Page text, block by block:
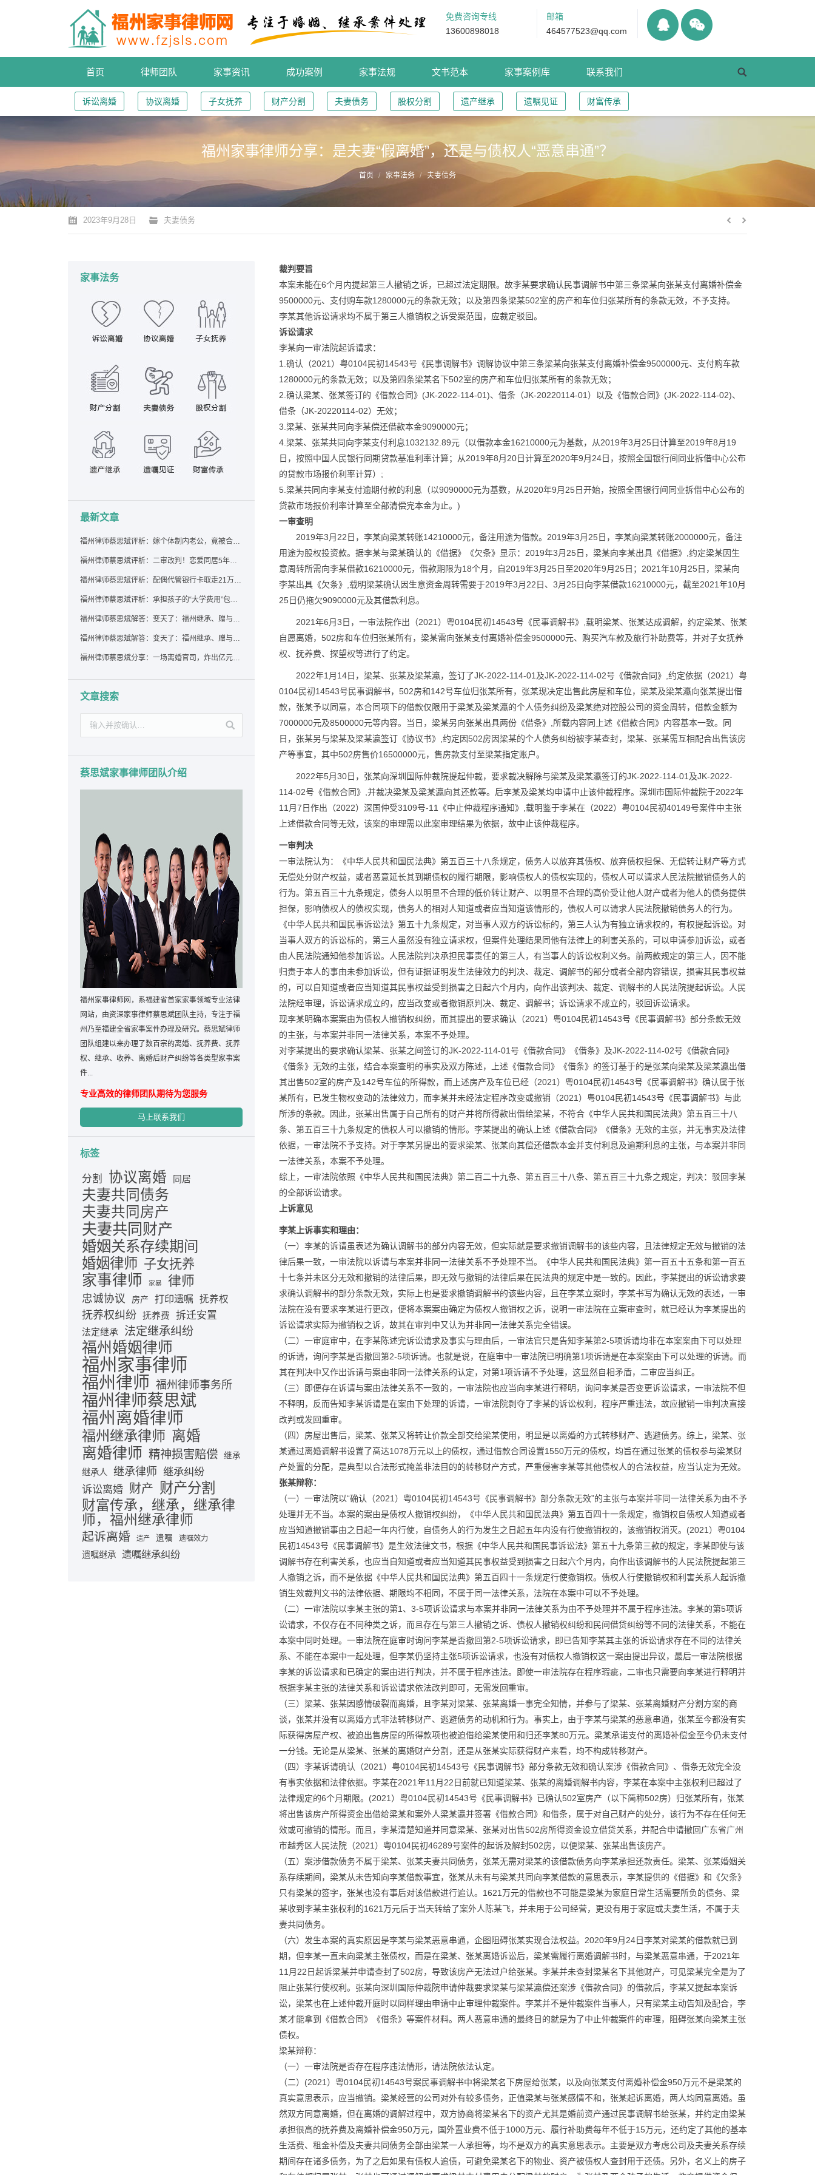
免费咨询专线
13600898018
邮箱
464577523@qq.com
首页 律师团队 家事资讯 成功案例 家事法规 文书范本 家事案例库 联系我们
诉讼离婚 协议离婚 子女抚养 财产分割 夫妻债务 股权分割 遗产继承 遗嘱见证 财富传承
福州家事律师分享：是夫妻“假离婚”，还是与债权人“恶意串通”？
首页 家事法务 夫妻债务
2023年9月28日 夫妻债务
裁判要旨
本案未能在6个月内提起第三人撤销之诉，已超过法定期限。 故李某要求确认民事调解书中第三条梁某向张某支付离婚补偿金
9500000元、支付购车款1280000元的条款无效；以及第四条梁某502室的房产和车位归张某所有的条款无效，不予支持。
李某其他诉讼请求均不属于第三人撤销权之诉受案范围，应裁定驳回。
诉讼请求
李某向一审法院起诉请求：
1.确认（2021）粤0104民初14543号《民事调解书》调解协议中第三条梁某向张某支付离婚补偿金9500000元、支付购车款
1280000元的条款无效；以及第四条梁某名下502室的房产和车位归张某所有的条款无效；
2.确认梁某、张某签订的《借款合同》(JK-2022-114-01)、借条（JK-20220114-01）以及《借款合同》(JK-2022-114-02)、
借条（JK-20220114-02）无效；
3.梁某、张某共同向李某偿还借款本金9090000元；
4.梁某、张某共同向李某支付利息1032132.89元（以借款本金16210000元为基数，从2019年3月25日计算至2019年8月19
日，按照中国人民银行同期贷款基准利率计算；从2019年8月20日计算至2020年9月24日，按照全国银行间同业拆借中心公布
的贷款市场报价利率计算）;
5.梁某共同向李某支付逾期付款的利息（以9090000元为基数，从2020年9月25日开始，按照全国银行间同业拆借中心公布的
贷款市场报价利率计算至全部清偿完本金为止。)
一审查明
2019年3月22日，李某向梁某转账14210000元，备注用途为借款。2019年3月25日，李某向梁某转账2000000元，备注
用途为股权投资款。据李某与梁某确认的《借据》《欠条》显示：2019年3月25日，梁某向李某出具《借据》,约定梁某因生
意周转所需向李某借款16210000元，借款期限为18个月，自2019年3月25日至2020年9月25日；2021年10月25日，梁某向
李某出具《欠条》,载明梁某确认因生意资金周转需要于2019年3月22日、3月25日向李某借款16210000元，截至2021年10月
25日仍拖欠9090000元及其借款利息。
2021年6月3日，一审法院作出（2021）粤0104民初14543号《民事调解书》,载明梁某、张某达成调解，约定梁某、张某
自愿离婚，502房和车位归张某所有，梁某需向张某支付离婚补偿金9500000元、购买汽车款及旅行补助费等，并对子女抚养
权、抚养费、探望权等进行了约定。
2022年1月14日，梁某、张某及梁某瀛，签订了JK-2022-114-01及JK-2022-114-02号《借款合同》,约定依据（2021）粤
0104民初14543号民事调解书，502房和142号车位归张某所有，张某现决定出售此房屋和车位，梁某及梁某瀛向张某提出借
款，张某予以同意，本合同项下的借款仅限用于梁某及梁某瀛的个人债务纠纷及梁某绝对控股公司的资金周转，借款金额为
7000000元及8500000元等内容。当日，梁某另向张某出具两份《借条》,所载内容同上述《借款合同》内容基本一致。同
日，张某另与梁某及梁某瀛签订《协议书》,约定因502房因梁某的个人债务纠纷被李某查封，梁某、张某需互相配合出售该房
产等事宜，其中502房售价16500000元，售房款支付至梁某指定账户。
2022年5月30日，张某向深圳国际仲裁院提起仲裁，要求裁决解除与梁某及梁某瀛签订的JK-2022-114-01及JK-2022-
114-02号《借款合同》,并裁决梁某及梁某瀛向其还款等。后李某及梁某均申请中止该仲裁程序。深圳市国际仲裁院于2022年
11月7日作出（2022）深国仲受3109号-11《中止仲裁程序通知》,载明鉴于李某在（2022）粤0104民初40149号案件中主张
上述借款合同等无效，该案的审理需以此案审理结果为依据，故中止该仲裁程序。
一审判决
一审法院认为：《中华人民共和国民法典》第五百三十八条规定，债务人以放弃其债权、放弃债权担保、无偿转让财产等方式
无偿处分财产权益，或者恶意延长其到期债权的履行期限，影响债权人的债权实现的，债权人可以请求人民法院撤销债务人的
行为。第五百三十九条规定，债务人以明显不合理的低价转让财产、以明显不合理的高价受让他人财产或者为他人的债务提供
担保，影响债权人的债权实现，债务人的相对人知道或者应当知道该情形的，债权人可以请求人民法院撤销债务人的行为。
《中华人民共和国民事诉讼法》第五十九条规定，对当事人双方的诉讼标的，第三人认为有独立请求权的，有权提起诉讼。对
当事人双方的诉讼标的，第三人虽然没有独立请求权，但案件处理结果同他有法律上的利害关系的，可以申请参加诉讼，或者
由人民法院通知他参加诉讼。人民法院判决承担民事责任的第三人，有当事人的诉讼权利义务。前两款规定的第三人，因不能
归责于本人的事由未参加诉讼，但有证据证明发生法律效力的判决、裁定、调解书的部分或者全部内容错误，损害其民事权益
的，可以自知道或者应当知道其民事权益受到损害之日起六个月内，向作出该判决、裁定、调解书的人民法院提起诉讼。人民
法院经审理，诉讼请求成立的，应当改变或者撤销原判决、裁定、调解书；诉讼请求不成立的，驳回诉讼请求。
现李某明确本案案由为债权人撤销权纠纷，而其提出的要求确认（2021）粤0104民初14543号《民事调解书》部分条款无效
的主张，与本案并非同一法律关系，本案不予处理。
对李某提出的要求确认梁某、张某之间签订的JK-2022-114-01号《借款合同》《借条》及JK-2022-114-02号《借款合同》
《借条》无效的主张，结合本案查明的事实及双方陈述，上述《借款合同》《借条》的签订基于的是张某向梁某及梁某瀛出借
其出售502室的房产及142号车位的所得款，而上述房产及车位已经（2021）粤0104民初14543号《民事调解书》确认属于张
某所有，已发生物权变动的法律效力，而李某并未经法定程序改变或撤销（2021）粤0104民初14543号《民事调解书》与此
所涉的条款。因此，张某出售属于自己所有的财产并将所得款出借给梁某，不符合《中华人民共和国民法典》第五百三十八
条、第五百三十九条规定的债权人可以撤销的情形。李某提出的确认上述《借款合同》《借条》无效的主张，并无事实及法律
依据，一审法院不予支持。对于李某另提出的要求梁某、张某向其偿还借款本金并支付利息及逾期利息的主张，与本案并非同
一法律关系，本案不予处理。
综上，一审法院依照《中华人民共和国民法典》第二百二十九条、第五百三十八条、第五百三十九条之规定，判决：驳回李某
的全部诉讼请求。
上诉意见
李某上诉事实和理由：
（一）李某的诉请虽表述为确认调解书的部分内容无效，但实际就是要求撤销调解书的该些内容，且法律规定无效与撤销的法
律后果一致，一审法院以诉请与本案并非同一法律关系不予处理不当。《中华人民共和国民法典》第一百五十五条和第一百五
十七条并未区分无效和撤销的法律后果，即无效与撤销的法律后果在民法典的规定中是一致的。因此，李某提出的诉讼请求要
求确认调解书的部分条款无效，实际上也是要求撤销调解书的该些内容，且在李某立案时，李某书写为确认无效的表述，一审
法院在没有要求李某进行更改，便将本案案由确定为债权人撤销权之诉，说明一审法院在立案审查时，就已经认为李某提出的
诉讼请求实际为撤销权之诉，故其在审判中又认为并非同一法律关系完全错误。
（二）一审庭审中，在李某陈述完诉讼请求及事实与理由后，一审法官只是告知李某第2-5项诉请均非在本案案由下可以处理
的诉请，询问李某是否撤回第2-5项诉请。也就是说，在庭审中一审法院已明确第1项诉请是在本案案由下可以处理的诉请。而
其在判决中又作出诉请与案由非同一法律关系的认定，对第1项诉请不予处理，这显然自相矛盾，二审应当纠正。
（三）即便存在诉请与案由法律关系不一致的，一审法院也应当向李某进行释明，询问李某是否变更诉讼请求，一审法院不但
不释明，反而告知李某诉请是在案由下处理的诉请，一审法院剥夺了李某的诉讼权利，程序严重违法，故应撤销一审判决直接
改判或发回重审。
（四）房屋出售后，梁某、张某又将转让价款全部交给梁某使用，明显是以离婚的方式转移财产、逃避债务。综上，梁某、张
某通过离婚调解书设置了高达1078万元以上的债权，通过借款合同设置1550万元的债权，均旨在通过张某的债权参与梁某财
产处置的分配，是典型以合法形式掩盖非法目的的转移财产方式，严重侵害李某等其他债权人的合法权益，应当认定为无效。
张某辩称：
（一）一审法院以“确认（2021）粤0104民初14543号《民事调解书》部分条款无效”的主张与本案并非同一法律关系为由不予
处理并无不当。本案的案由是债权人撤销权纠纷，《中华人民共和国民法典》第五百四十一条规定，撤销权自债权人知道或者
应当知道撤销事由之日起一年内行使，自债务人的行为发生之日起五年内没有行使撤销权的，该撤销权消灭。(2021）粤0104
民初14543号《民事调解书》是生效法律文书，根据《中华人民共和国民事诉讼法》第五十九条第三款的规定，李某即使与该
调解书存在利害关系，也应当自知道或者应当知道其民事权益受到损害之日起六个月内，向作出该调解书的人民法院提起第三
人撤销之诉，而不是依据《中华人民共和国民法典》第五百四十一条规定行使撤销权。债权人行使撤销权和利害关系人起诉撤
销生效裁判文书的法律依据、期限均不相同，不属于同一法律关系，法院在本案中可以不予处理。
（二）一审法院以李某主张的第1、3-5项诉讼请求与本案并非同一法律关系为由不予处理并不属于程序违法。李某的第5项诉
讼请求，不仅存在不同种类之诉，而且存在与第三人撤销之诉、债权人撤销权纠纷和民间借贷纠纷等不同的法律关系，不能在
本案中同时处理。一审法院在庭审时询问李某是否撤回第2-5项诉讼请求，即已告知李某其主张的诉讼请求存在不同的法律关
系、不能在本案中一起处理，但李某仍坚持主张5项诉讼请求，也没有对债权人撤销权这一案由提出异议，最后一审法院根据
李某的诉讼请求和已确定的案由进行判决，并不属于程序违法。即使一审法院存在程序瑕疵，二审也只需要向李某进行释明并
根据李某主张的法律关系和诉讼请求依法改判即可，无需发回重审。
（三）梁某、张某因感情破裂而离婚，且李某对梁某、张某离婚一事完全知情，并参与了梁某、张某离婚财产分割方案的商
谈，张某并没有以离婚方式非法转移财产、逃避债务的动机和行为。事实上，由于李某与梁某的恶意串通，张某至今都没有实
际获得房屋产权、被迫出售房屋的所得款项也被迫借给梁某使用和归还李某80万元。梁某承诺支付的离婚补偿金至今仍未支付
一分钱。无论是从梁某、张某的离婚财产分割，还是从张某实际获得财产来看，均不构成转移财产。
（四）李某诉请确认（2021）粤0104民初14543号《民事调解书》部分条款无效和确认案涉《借款合同》、借条无效完全没
有事实依据和法律依据。李某在2021年11月22日前就已知道梁某、张某的离婚调解书内容，李某在本案中主张权利已超过了
法律规定的6个月期限。(2021）粤0104民初14543号《民事调解书》已确认502室房产（以下简称502房）归张某所有，张某
将出售该房产所得资金出借给梁某和案外人梁某瀛并签署《借款合同》和借条，属于对自己财产的处分，该行为不存在任何无
效或可撤销的情形。而且，李某清楚知道并同意梁某、张某对出售502房所得资金设立借贷关系，并配合申请撤回广东省广州
市越秀区人民法院（2021）粤0104民初46289号案件的起诉及解封502房，以便梁某、张某出售该房产。
（五）案涉借款债务不属于梁某、张某夫妻共同债务，张某无需对梁某的该借款债务向李某承担还款责任。梁某、张某婚姻关
系存续期间，梁某从未告知向李某借款事宜，张某从未有与梁某共同向李某借款的意思表示，李某提供的《借据》和《欠条》
只有梁某的签字，张某也没有事后对该借款进行追认。1621万元的借款也不可能是梁某为家庭日常生活需要所负的债务、梁
某收到李某主张权利的1621万元后于当天转给了案外人陈某飞，并未用于公司经营，更没有用于家庭或夫妻生活，不属于夫
妻共同债务。
（六）发生本案的真实原因是李某与梁某恶意串通，企图阻碍张某实现合法权益。2020年9月24日李某对梁某的借款就已到
期，但李某一直未向梁某主张债权，而是在梁某、张某离婚诉讼后，梁某需履行离婚调解书时，与梁某恶意串通，于2021年
11月22日起诉梁某并申请查封了502房，导致该房产无法过户给张某。李某并未查封梁某名下其他财产，可见梁某完全是为了
阻止张某行使权利。张某向深圳国际仲裁院申请仲裁要求梁某与梁某瀛偿还案涉《借款合同》的借款后，李某又提起本案诉
讼，梁某也在上述仲裁开庭时以同样理由申请中止审理仲裁案件。李某并不是仲裁案件当事人，只有梁某主动告知及配合，李
某才能拿到《借款合同》《借条》等案件材料。两人恶意串通的最终目的就是为了中止仲裁案件的审理，阻碍张某向梁某主张
债权。
梁某辩称：
（一）一审法院是否存在程序违法情形，请法院依法认定。
（二）(2021）粤0104民初14543号案民事调解书中将梁某名下房屋给张某，以及向张某支付离婚补偿金950万元不是梁某的
真实意思表示，应当撤销。梁某经营的公司对外有较多债务，正值梁某与张某感情不和，张某起诉离婚，两人均同意离婚。虽
然双方同意离婚，但在离婚的调解过程中，双方协商将梁某名下的资产尤其是婚前资产通过民事调解书给张某，并约定由梁某
承担很高的抚养费及离婚补偿金950万元，国外置业费不低于1000万元、履行补助费每年不低于15万元，还约定了其他的基本
生活费、租金补偿及夫妻共同债务全部由梁某一人承担等，均不是双方的真实意思表示。主要是双方考虑公司及夫妻关系存续
期间存在诸多债务，为了之后如果有债权人追债，可避免梁某名下的物业、资产被债权人查封用于还债。另外，名义上的房子
家事法务
最新文章
福州律师蔡思斌评析：嫁个体制内老公，竟被合伙设局背上近百万债务，婚前不查征信真要命！
福州律师蔡思斌评析：二审改判！恋爱同居5年为女友买车，分手后能要回吗？
福州律师蔡思斌评析：配偶代管银行卡取走21万，离婚后这笔钱还要得回来吗？
福州律师蔡思斌评析：承担孩子的“大学费用”包括高额留学费用吗？
福州律师蔡思斌解答：变天了：福州继承、赠与房产转让要收20%个税？福州国税官方回复来了！
福州律师蔡思斌解答：变天了：福州继承、赠与房产转让要收20%个税？福州国税官方回答来了！
福州律师蔡思斌分享：一场离婚官司，炸出亿元“糊涂账”：本想分割家产，结果“自爆”了家底
文章搜索
蔡思斌家事律师团队介绍
福州家事律师网，系福建省首家家事领域专业法律
网站，由资深家事律师蔡思斌团队主持，专注于福
州乃至福建全省家事案件办理及研究。蔡思斌律师
团队组建以来办理了数百宗的离婚、抚养费、抚养
权、继承、收养、离婚后财产纠纷等各类型家事案
件...
专业高效的律师团队期待为您服务
马上联系我们
标签
分割 协议离婚 同居
夫妻共同债务
夫妻共同房产
夫妻共同财产
婚姻关系存续期间
婚姻律师 子女抚养
家事律师 家暴 律师
忠诚协议 房产 打印遗嘱 抚养权
抚养权纠纷 抚养费 拆迁安置
法定继承 法定继承纠纷
福州婚姻律师
福州家事律师
福州律师 福州律师事务所
福州律师蔡思斌
福州离婚律师
福州继承律师 离婚
离婚律师 精神损害赔偿 继承
继承人 继承律师 继承纠纷
诉讼离婚 财产 财产分割
财富传承，继承，继承律
师，福州继承律师
起诉离婚 遗产 遗嘱 遗嘱效力
遗嘱继承 遗嘱继承纠纷